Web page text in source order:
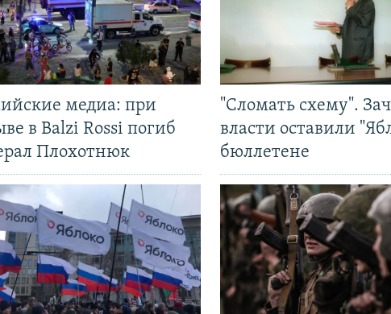
медиа: при
в Balzi Rossi погиб
Плохотнюк
"Сломать схему".
власти оставили
бюллетене